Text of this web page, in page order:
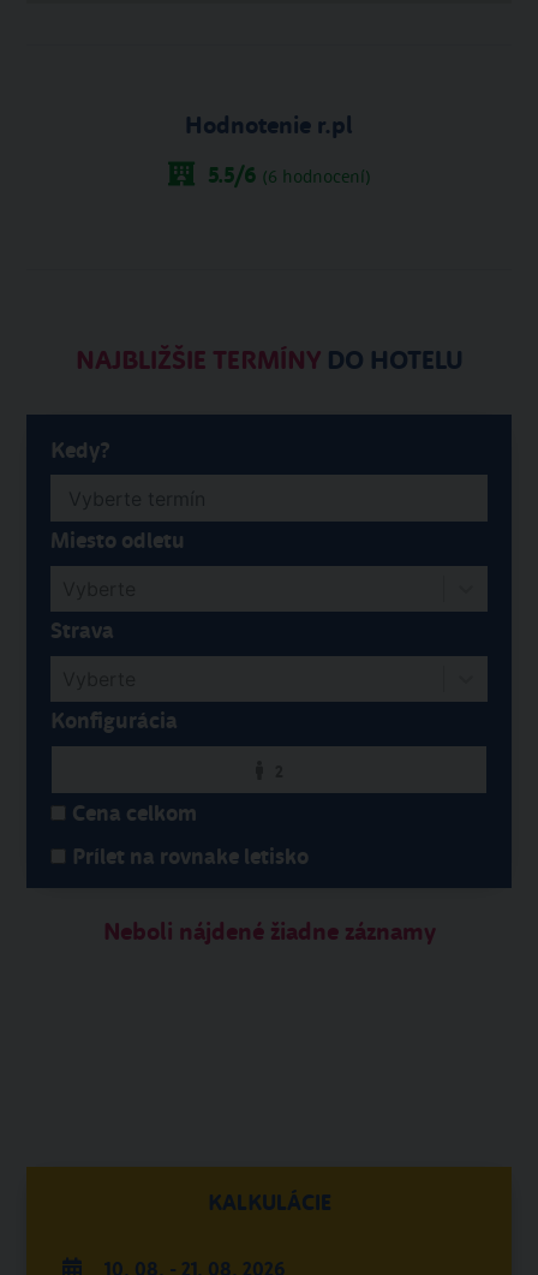
Hodnotenie r.pl
5.5/6 (6 hodnocení)
NAJBLIŽŠIE TERMÍNYDO HOTELU
Kedy?
Miesto odletu
Strava
Konfigurácia
Cena celkom
Prílet na rovnake letisko
Neboli nájdené žiadne záznamy
KALKULÁCIE
10. 08. - 21. 08. 2026